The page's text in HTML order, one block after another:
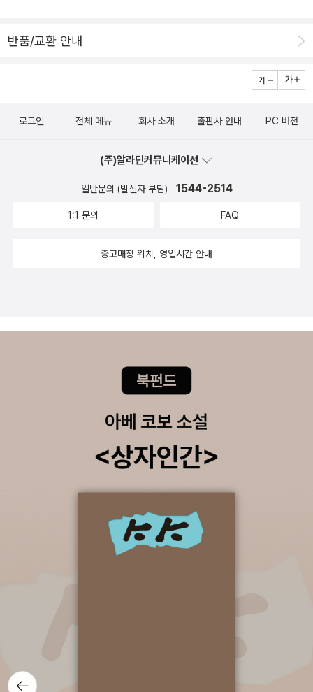
서 솟아나는 큰마음 이 커다란 고리는 또 다른 작은 고리들로 이어져
을 돌아보고 배려할 줄 아는 넓고 따뜻한 마음으로 사슬을 이루고 있
종이 목걸이를 걸어 드리는 랑하, 사원에서 동냥해 얻은 큰돈을 자신
열쇠를 개울에 빠뜨리지 않으려고 자기 옷이 몽땅 떠내려가게 T몽홅
두성이가 그렇다. 각기 조 진주황과 환경 속에 있지이다자신보다 남
을 위하는 속 깊은 생각들이 하나같다. 이러한 마음을 가진 등장인물
가 없이 병원에 데려다 주고, 외로운 할아버지에게 시원한 들바람을
뜻한 온기가 스며 있다. 이처럼 세상을 따스하게 감싸는 마음을 가진
『종이 목걸이』 안에 가득 담겼다. 책을 읽다 보면 어른 아이 할 것 없
이 은수 옆에, 반디 아빠 옆에, 어깨동무하듯이 작은 고리 하나 덧달고
작가의 바람대로 ‘세상이 달라져도 반드시 지녀야 할 덕목’을 독자들
고 말하던 생각이 나서 미래의 고전가운데, 우리집에 없는 책으로 <
는게 꿈인 소녀 설홍주는 동네에서 유괴와 도난 사건이 잇달아 일어
나자 단짝 최완식과 함께 사건 속으로 뛰어든다. 겁없는 2인조 탐정
단이 뛰어난 재치로 사건을 해결해 나가는 흥미진진한 탐정소설!! <
은,시대를 뛰어넘는 뛰어난 문학성으로 현재의 독자들에겐 큰 감동과
들로 구성했단다.울 딸의 희망도 있고 하니, 앞으로 우리집에 미래의
고전은 필수적으로 다 모아보자!!(현재 집에 있는 미래의 고전은 첫사
서 손수 에쁜 엽서까지 적어서 보내주신 반가운 선물~~ <푸른책들
반품/교환 안내
뒤로가
기
로그인 전체 메뉴 회사 소개 출판사 안내 PC 버전
(주)알라딘커뮤니케이션
일반문의 (발신자 부담) 1544-2514
1:1 문의 FAQ
중고매장 위치, 영업시간 안내